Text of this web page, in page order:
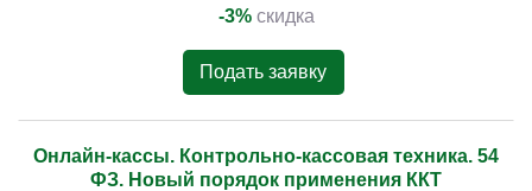
-3% скидка
Подать заявку
Онлайн-кассы. Контрольно-кассовая техника. 54
ФЗ. Новый порядок применения ККТ